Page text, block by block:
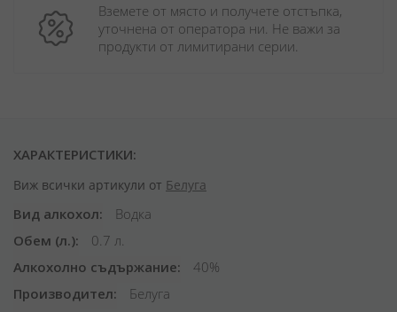
Вземете от място и получете отстъпка,
уточнена от оператора ни. Не важи за
продукти от лимитирани серии.
ХАРАКТЕРИСТИКИ:
Виж всички артикули от Белуга
Вид алкохол
Водка
Обем (л.)
0.7 л.
Алкохолно съдържание
40%
Производител
Белуга